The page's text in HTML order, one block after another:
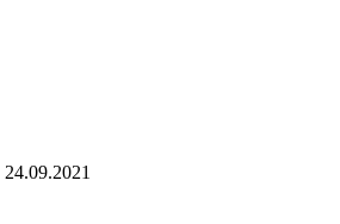
24.09.2021